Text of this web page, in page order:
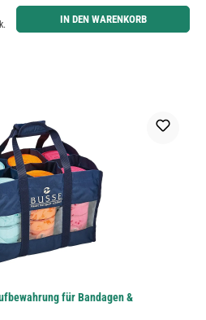
ein oder benutze die Schaltflächen um die Anzahl zu
IN DEN WARENKORB
für Bandagen &